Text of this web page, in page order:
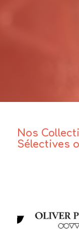
Nos
Sélectives